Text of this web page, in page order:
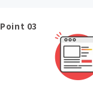
Point 03